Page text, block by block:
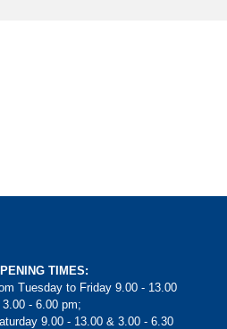
TIMES:
Tuesday to Friday 9.00 - 13.00
3.00 - 6.00 pm;
9.00 - 13.00 & 3.00 - 6.30